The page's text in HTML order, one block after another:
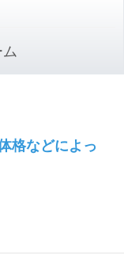
格などによっ